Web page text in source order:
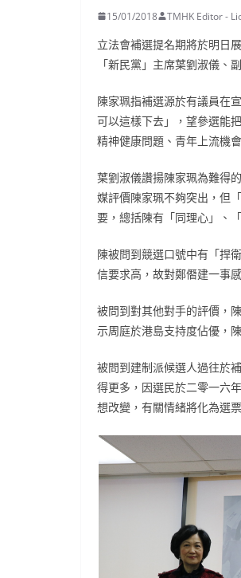
15/01/2018 TMHK Editor -
立法會補選提名期將於明日
「新民黨」主席葉劉淑儀、
陳家珮指補選源於有議員在
可以這樣下去」，望參選能
精神健康問題、青年上流機
葉劉淑儀讚揚陳家珮為難得
媒評價陳家珮不夠突出，但
要，總括陳有「同理心」、
陳被問到競選口號中有「捍
信要求高，故對鄭僭建一事
被問到對其他對手的評價，
示周庭於港島支持度佔優，
被問到建制派候選人過往於
得更多，因選民於二零一六
想改變，有關情緒將化為選票